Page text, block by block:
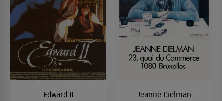
Edward II Jeanne Dielman